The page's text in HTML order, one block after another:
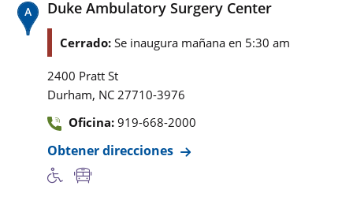
Duke Ambulatory Surgery Center
Cerrado: Se inaugura mañana en 5:30 am
2400 Pratt St
Durham, NC 27710-3976
Oficina: 919-668-2000
Obtener direcciones